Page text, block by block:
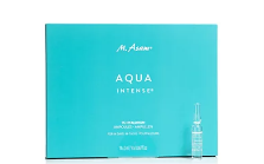
Touch-
bzw.